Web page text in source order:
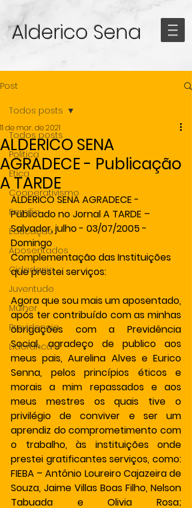
Alderico Sena
Post
Todos posts
Politica
Etica
Cooperativismo
Familia
Educação
Aposentados
Cidadania
Juventude
Mulher
Previdencia
Lideranca
Todos posts
ALDERICO SENA
AGRADECE - Publicação
A TARDE
11 de mar. de 2021
ALDERICO SENA AGRADECE -
Publicado no Jornal A TARDE –
Salvador, julho - 03/07/2005 -
Domingo
Complementação das Instituições
que prestei serviços:
Agora que sou mais um aposentado,
após ter contribuído com as minhas
obrigações com a Previdência
Social, agradeço de publico aos
meus pais, Aurelina Alves e Eurico
Senna, pelos princípios éticos e
morais a mim repassados e aos
meus mestres os quais tive o
privilégio de conviver e ser um
aprendiz do comprometimento com
o trabalho, às instituições onde
prestei gratificantes serviços, como:
FIEBA – Antônio Loureiro Cajazeira de
Souza, Jaime Villas Boas Filho, Nelson
Tabuada e Olivia Rosa;